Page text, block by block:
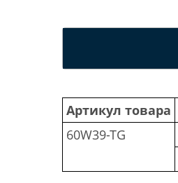
Артикул товара
60W39-TG